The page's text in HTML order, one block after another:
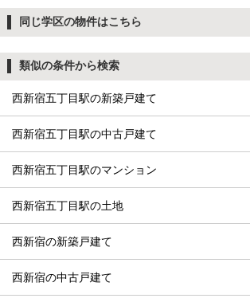
同じ学区の物件はこちら
類似の条件から検索
西新宿五丁目駅の新築戸建て
西新宿五丁目駅の中古戸建て
西新宿五丁目駅のマンション
西新宿五丁目駅の土地
西新宿の新築戸建て
西新宿の中古戸建て